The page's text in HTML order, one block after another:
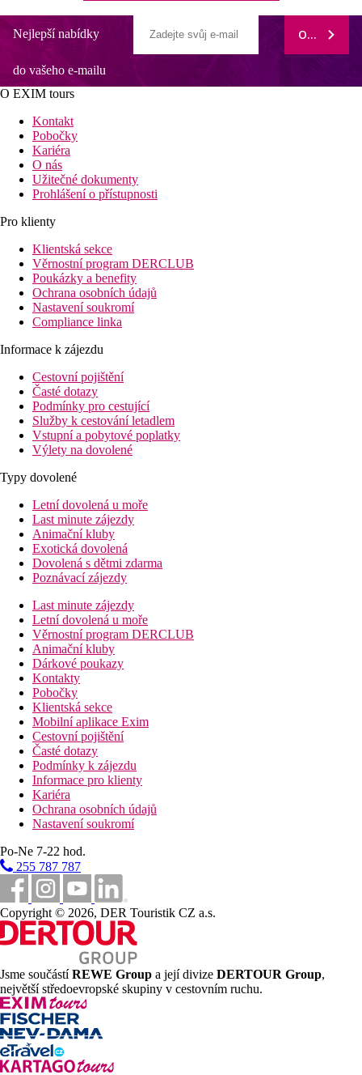
Nejlepší nabídky
do vašeho e-mailu
ODEBÍRAT
O EXIM tours
Kontakt
Pobočky
Kariéra
O nás
Užitečné dokumenty
Prohlášení o přístupnosti
Pro klienty
Klientská sekce
Věrnostní program DERCLUB
Poukázky a benefity
Ochrana osobních údajů
Nastavení soukromí
Compliance linka
Informace k zájezdu
Cestovní pojištění
Časté dotazy
Podmínky pro cestující
Služby k cestování letadlem
Vstupní a pobytové poplatky
Výlety na dovolené
Typy dovolené
Letní dovolená u moře
Last minute zájezdy
Animační kluby
Exotická dovolená
Dovolená s dětmi zdarma
Poznávací zájezdy
Last minute zájezdy
Letní dovolená u moře
Věrnostní program DERCLUB
Animační kluby
Dárkové poukazy
Kontakty
Pobočky
Klientská sekce
Mobilní aplikace Exim
Cestovní pojištění
Časté dotazy
Podmínky k zájezdu
Informace pro klienty
Kariéra
Ochrana osobních údajů
Nastavení soukromí
Po-Ne 7-22 hod.
255 787 787
Copyright © 2026, DER Touristik CZ a.s.
Jsme součástíREWE Group a její divize DERTOUR Group,
největší středoevropské skupiny v cestovním ruchu.